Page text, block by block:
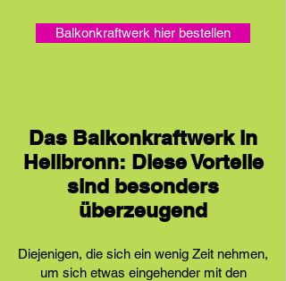
Balkonkraftwerk hier bestellen
Das Balkonkraftwerk in
Heilbronn: Diese Vorteile
sind besonders
überzeugend
Diejenigen, die sich ein wenig Zeit nehmen,
um sich etwas eingehender mit den